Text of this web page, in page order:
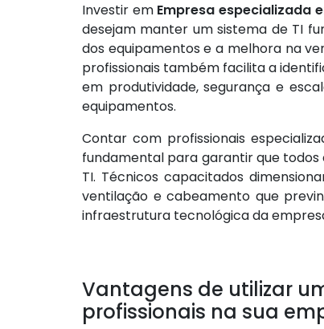
Investir em Empresa especializada
desejam manter um sistema de TI
dos equipamentos e a melhora na
profissionais também facilita a
em produtividade, segurança e
equipamentos.
Contar com profissionais
fundamental para garantir que
TI. Técnicos capacitados
ventilação e cabeamento que
infraestrutura tecnológica da
Vantagens de utilizar
profissionais na sua